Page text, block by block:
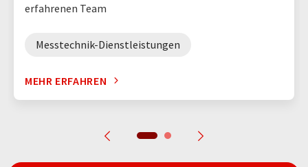
erfahrenen Team
Messtechnik-Dienstleistungen
MEHR ERFAHREN